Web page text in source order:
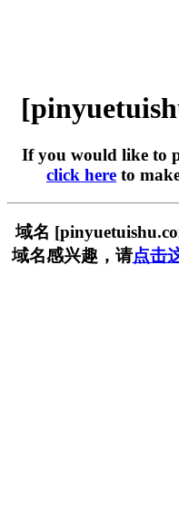
If you would like to
click here to
域名
域名感兴趣，请点击